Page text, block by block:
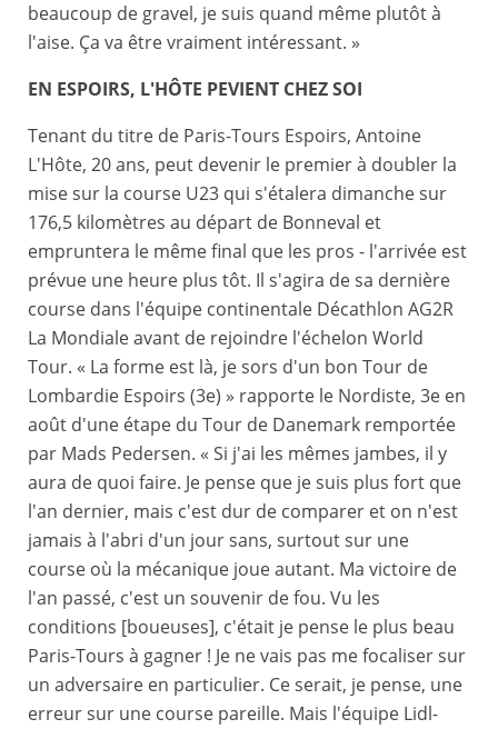
beaucoup de gravel, je suis quand même plutôt à
l'aise. Ça va être vraiment intéressant. »
EN ESPOIRS, L'HÔTE PEVIENT CHEZ SOI
Tenant du titre de Paris-Tours Espoirs, Antoine
L'Hôte, 20 ans, peut devenir le premier à doubler la
mise sur la course U23 qui s'étalera dimanche sur
176,5 kilomètres au départ de Bonneval et
empruntera le même final que les pros - l'arrivée est
prévue une heure plus tôt. Il s'agira de sa dernière
course dans l'équipe continentale Décathlon AG2R
La Mondiale avant de rejoindre l'échelon World
Tour. « La forme est là, je sors d'un bon Tour de
Lombardie Espoirs (3e) » rapporte le Nordiste, 3e en
août d'une étape du Tour de Danemark remportée
par Mads Pedersen. « Si j'ai les mêmes jambes, il y
aura de quoi faire. Je pense que je suis plus fort que
l'an dernier, mais c'est dur de comparer et on n'est
jamais à l'abri d'un jour sans, surtout sur une
course où la mécanique joue autant. Ma victoire de
l'an passé, c'est un souvenir de fou. Vu les
conditions [boueuses], c'était je pense le plus beau
Paris-Tours à gagner ! Je ne vais pas me focaliser sur
un adversaire en particulier. Ce serait, je pense, une
erreur sur une course pareille. Mais l'équipe Lidl-